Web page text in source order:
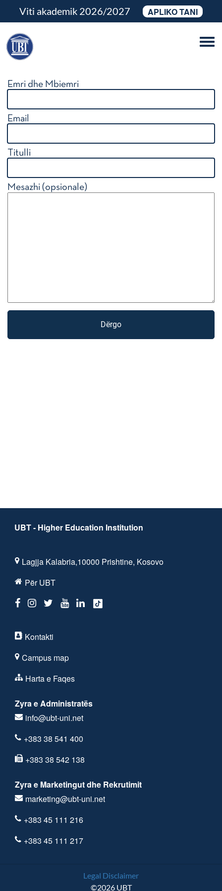
Viti akademik 2026/2027 APLIKO TANI
Emri dhe Mbiemri
Email
Titulli
Mesazhi (opsionale)
UBT - Higher Education Institution
Lagjja Kalabria,10000 Prishtine, Kosovo
Për UBT
Kontakti
Campus map
Harta e Faqes
Zyra e Administratës
info@ubt-uni.net
+383 38 541 400
+383 38 542 138
Zyra e Marketingut dhe Rekrutimit
marketing@ubt-uni.net
+383 45 111 216
+383 45 111 217
Legal Disclaimer
©2026 UBT